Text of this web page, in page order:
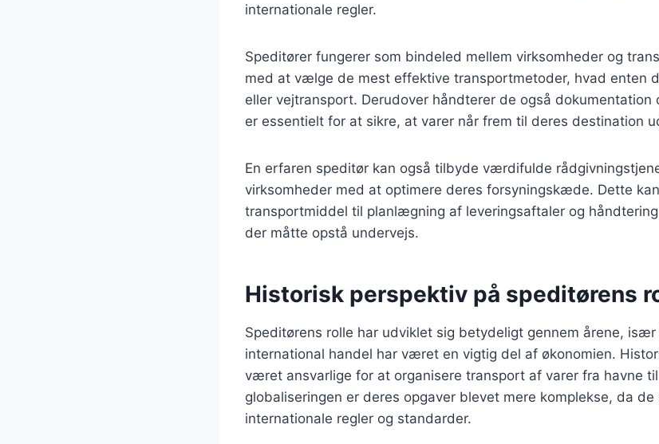
internationale regler.
Speditører fungerer som bindeled mellem virksomheder og
med at vælge de mest effektive transportmetoder, hvad enten
eller vejtransport. Derudover håndterer de også
er essentielt for at sikre, at varer når frem til deres destination
En erfaren speditør kan også tilbyde værdifulde
virksomheder med at optimere deres forsyningskæde. Dette
transportmiddel til planlægning af leveringsaftaler og
der måtte opstå undervejs.
Historisk perspektiv på speditørens
Speditørens rolle har udviklet sig betydeligt gennem årene, især
international handel har været en vigtig del af økonomien.
været ansvarlige for at organisere transport af varer fra havne
globaliseringen er deres opgaver blevet mere komplekse, da
internationale regler og standarder.